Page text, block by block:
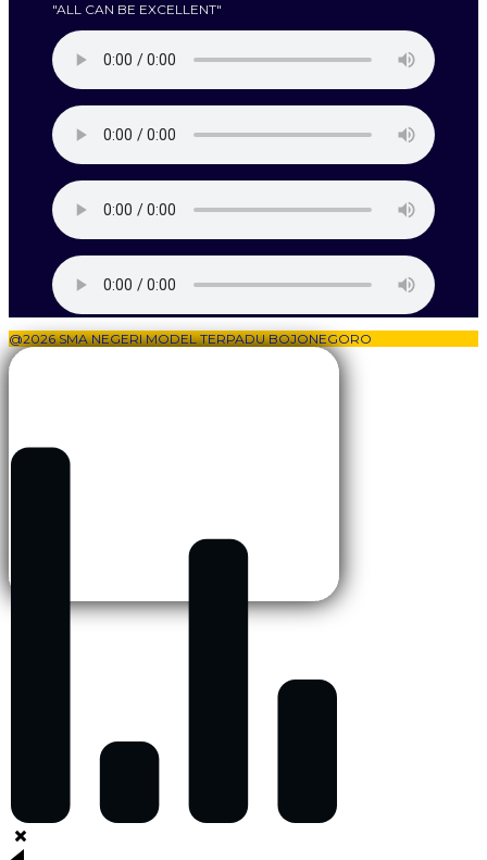
"ALL CAN BE EXCELLENT"
@2026 SMA NEGERI MODEL TERPADU BOJONEGORO